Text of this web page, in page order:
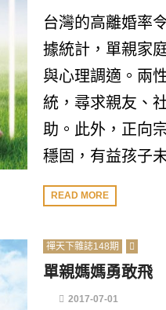
台灣的高離婚率
據統計，單親家
與心理調適。兩
統，尋求親友、
助。此外，正向
穩固，有益孩子
READ MORE
禪天下雜誌148期
單親媽媽勇敢飛
2017-07-01